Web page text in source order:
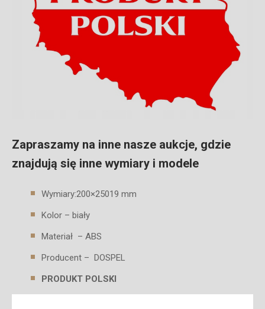
Zapraszamy na inne nasze aukcje, gdzie
znajdują się inne wymiary i modele
Wymiary:200×25019 mm
Kolor – biały
Materiał – ABS
Producent – DOSPEL
PRODUKT POLSKI